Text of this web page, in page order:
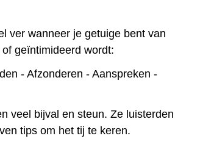
ver wanneer je getuige bent van
geïntimideerd wordt:
- Afzonderen - Aanspreken -
veel bijval en steun. Ze luisterden
tips om het tij te keren.